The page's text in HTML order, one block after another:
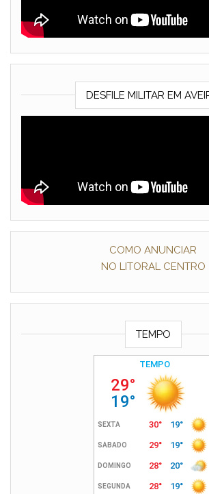
DESFILE MILITAR EM
COMO ANUNCIAR
NO LITORAL CENTRO
TEMPO